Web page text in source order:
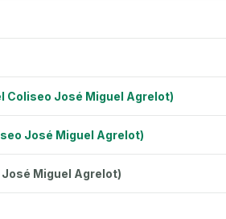
Coliseo José Miguel Agrelot)
José Miguel Agrelot)
Miguel Agrelot)